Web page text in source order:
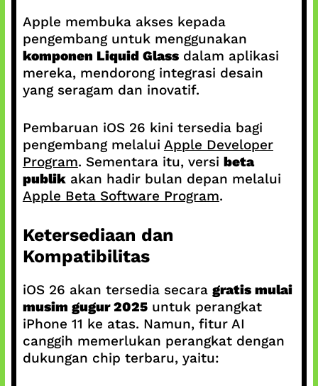
Apple membuka akses kepada
pengembang untuk menggunakan
komponen Liquid Glassdalam aplikasi
mereka, mendorong integrasi desain
yang seragam dan inovatif.
Pembaruan iOS 26 kini tersedia bagi
pengembang melalui Apple Developer
Program. Sementara itu, versi beta
publikakan hadir bulan depan melalui
Apple Beta Software Program.
Ketersediaan dan
Kompatibilitas
iOS 26 akan tersedia secara gratis mulai
musim gugur 2025untuk perangkat
iPhone 11 ke atas. Namun, fitur AI
canggih memerlukan perangkat dengan
dukungan chip terbaru, yaitu: